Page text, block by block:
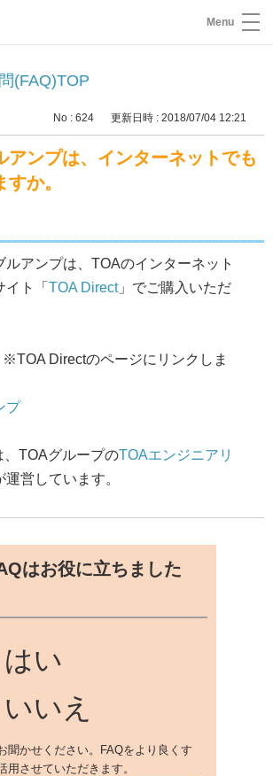
Menu
(FAQ)TOP
No : 624 更新日時 : 2018/07/04 12:21
アンプは、インターネットでも
か。
ルアンプは、TOAのインターネット
ト「 TOA Direct」でご購入いただ
Directのページにリンクしま
プ
TOAグループのTOAエンジニアリ
運営しています。
はお役に立ちました
はい
いいえ
聞かせください。FAQをより良くす
用させていただきます。